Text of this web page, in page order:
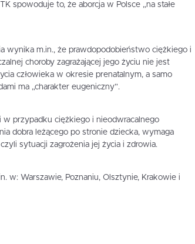
spowoduje to, że aborcja w Polsce „na stałe
wynika m.in., że prawdopodobieństwo ciężkiego i
choroby zagrażającej jego życiu nie jest
człowieka w okresie prenatalnym, a samo
ma „charakter eugeniczny”.
w przypadku ciężkiego i nieodwracalnego
dobra leżącego po stronie dziecka, wymaga
sytuacji zagrożenia jej życia i zdrowia.
w: Warszawie, Poznaniu, Olsztynie, Krakowie i